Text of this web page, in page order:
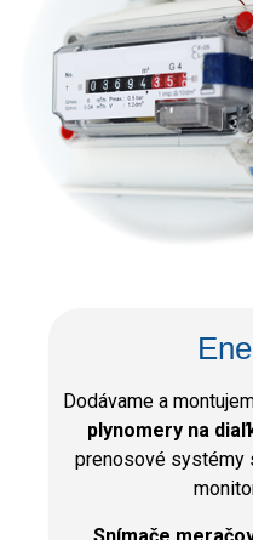
Dodávame a
plynomery na
prenosové systémy
Snímače